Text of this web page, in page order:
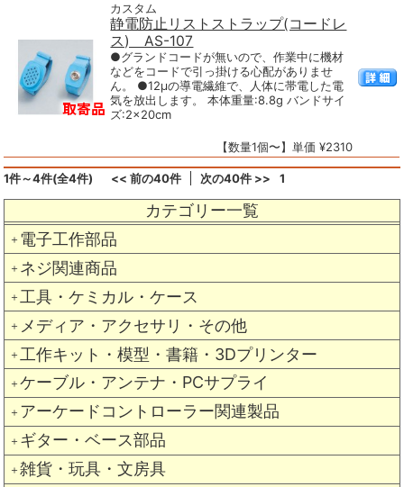
カテゴリー一覧
＋ 電子工作部品
＋ ネジ関連商品
＋ 工具・ケミカル・ケース
＋ メディア・アクセサリ・その他
＋ 工作キット・模型・書籍・3Dプリンター
＋ ケーブル・アンテナ・PCサプライ
＋ アーケードコントローラー関連製品
＋ ギター・ベース部品
＋ 雑貨・玩具・文房具
カスタム
静電防止リストストラップ(コードレ
ス) AS-107
●グランドコードが無いので、作業中に機材
などをコードで引っ掛ける心配がありませ
ん。 ●12μの導電繊維で、人体に帯電した電
気を放出します。 本体重量:8.8g バンドサイ
ズ:2×20cm
【数量1個〜】単価 ¥2310
1件～4件(全4件) << 前の40件 次の40件 >> 1